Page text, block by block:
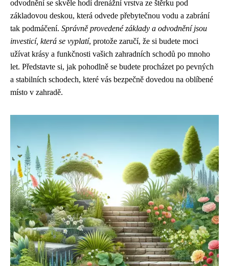
odvodnění se skvěle hodí drenážní vrstva ze štěrku pod
základovou deskou, která odvede přebytečnou vodu a zabrání
tak podmáčení. Správně provedené základy a odvodnění jsou
investicí, která se vyplatí, protože zaručí, že si budete moci
užívat krásy a funkčnosti vašich zahradních schodů po mnoho
let. Představte si, jak pohodlně se budete procházet po pevných
a stabilních schodech, které vás bezpečně dovedou na oblíbené
místo v zahradě.